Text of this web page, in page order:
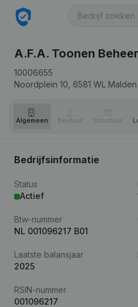
A.F.A. Toonen Beheer
10006655
Noordplein 10, 6581 WL Malden
Algemeen Bestuur Structuur
Bedrijfsinformatie
Status
Actief
Btw-nummer
NL 001096217 B01
Laatste balansjaar
2025
RSIN-nummer
001096217